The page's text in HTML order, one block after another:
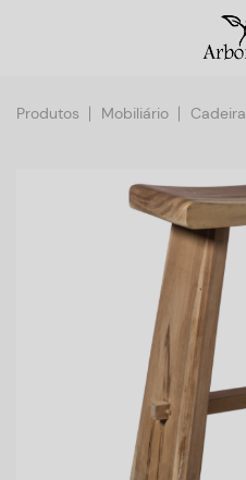
Produtos Mobiliário